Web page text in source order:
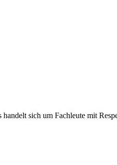
sich um Fachleute mit